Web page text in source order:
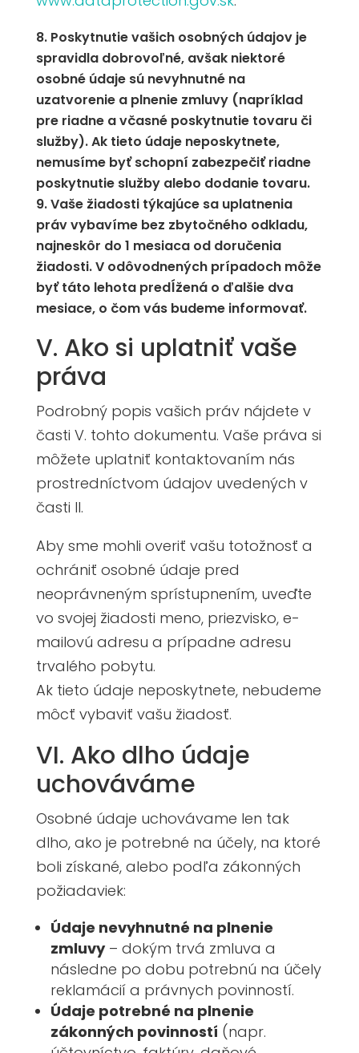
Poskytnutie vašich osobných údajov je
spravidla dobrovoľné, avšak niektoré
osobné údaje sú nevyhnutné na
uzatvorenie a plnenie zmluvy (napríklad
pre riadne a včasné poskytnutie tovaru či
služby). Ak tieto údaje neposkytnete,
nemusíme byť schopní zabezpečiť riadne
poskytnutie služby alebo dodanie tovaru.
Vaše žiadosti týkajúce sa uplatnenia
práv vybavíme bez zbytočného odkladu,
najneskôr do 1 mesiaca od doručenia
žiadosti. V odôvodnených prípadoch môže
byť táto lehota predĺžená o ďalšie dva
mesiace, o čom vás budeme informovať.
V. Ako si uplatniť vaše
práva
Podrobný popis vašich práv nájdete v
časti V. tohto dokumentu. Vaše práva si
môžete uplatniť kontaktovaním nás
prostredníctvom údajov uvedených v
časti II.
Aby sme mohli overiť vašu totožnosť a
ochrániť osobné údaje pred
neoprávneným sprístupnením, uveďte
vo svojej žiadosti meno, priezvisko, e-
mailovú adresu a prípadne adresu
trvalého pobytu.
Ak tieto údaje neposkytnete, nebudeme
môcť vybaviť vašu žiadosť.
VI. Ako dlho údaje
uchováváme
Osobné údaje uchovávame len tak
dlho, ako je potrebné na účely, na ktoré
boli získané, alebo podľa zákonných
požiadaviek:
Údaje nevyhnutné na plnenie
zmluvy– dokým trvá zmluva a
následne po dobu potrebnú na účely
reklamácií a právnych povinností.
Údaje potrebné na plnenie
zákonných povinností (napr.